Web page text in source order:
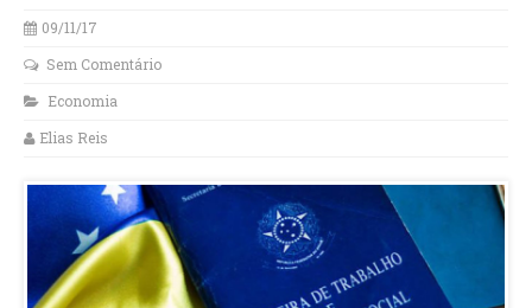
09/11/17
Sem Comentário
Economia
Elias Reis